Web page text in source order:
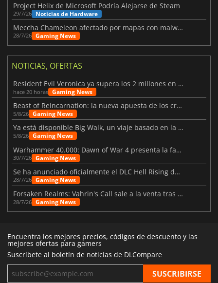
Project Helix de Microsoft Podría Alejarse de Steam
29/7/26 Noticias de Hardware
Meccha Chameleon afectado por mapas con malware y Discord
28/7/26 Gaming News
NOTICIAS, OFERTAS
Resident Evil Veronica ya supera los 2 millones en listas de deseados
hace 20 horas Gaming News
Beast of Reincarnation: la nueva apuesta de los creadores de Pokémon
5/8/26 Gaming News
Ya está disponible Big Walk, un viaje basado en la amistad
5/8/26 Gaming News
Warhammer 40.000: Dawn of War 4 presenta la facción de los Necrones
30/7/26 Gaming News
Se ha anunciado oficialmente el DLC Hell Rising de Nioh 3
28/7/26 Gaming News
Forsaken Realms: Vahrin's Call sale a la venta tras una década
28/7/26 Gaming News
Encuentra los mejores precios, códigos de descuento y las
mejores ofertas para gamers
Suscríbete al boletín de noticias de DLCompare